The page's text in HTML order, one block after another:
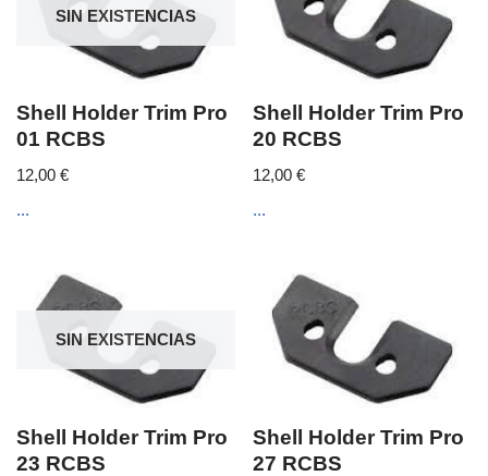
SIN EXISTENCIAS
Shell Holder Trim Pro
01 RCBS
12,00 €
...
Shell Holder Trim Pro
20 RCBS
12,00€
...
SIN EXISTENCIAS
Shell Holder Trim Pro
23 RCBS
Shell Holder Trim Pro
27 RCBS